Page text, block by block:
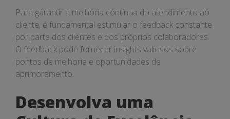
Para garantir a melhoria contínua do atendimento ao
cliente, é fundamental estimular o feedback constante
por parte dos clientes e dos próprios colaboradores.
O feedback pode fornecer insights valiosos sobre
pontos de melhoria e oportunidades de
aprimoramento.
Desenvolva uma